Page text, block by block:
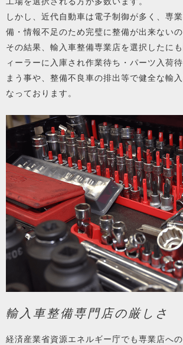
しかし、近代自動車は電子制御が多く、専
備・情報不足のため完璧に整備が出来ないの
その結果、輸入車整備専業店を選択したに
ィーラーに入庫され作業待ち・パーツ入荷
まう事や、整備不良車の排出等で健全な輸
なっております。
輸入車整備専門店の厳しさ
経済産業省資源エネルギー庁でも専業店へ